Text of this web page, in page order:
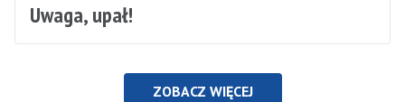
Uwaga, upał!
ZOBACZ WIĘCEJ